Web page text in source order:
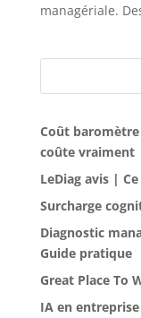
managériale.
Coût
coûte vraiment
LeDiag avis |
Surcharge
Diagnostic
Guide pratique
Great Place To
IA en